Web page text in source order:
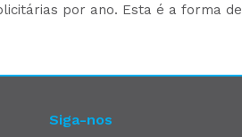
por ano. Esta é a forma de
Siga-nos